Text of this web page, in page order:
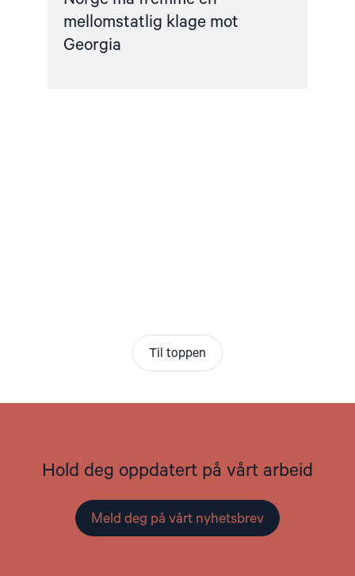
mellomstatlig klage mot
Georgia
Til toppen
Hold deg oppdatert på vårt arbeid
Meld deg på vårt nyhetsbrev